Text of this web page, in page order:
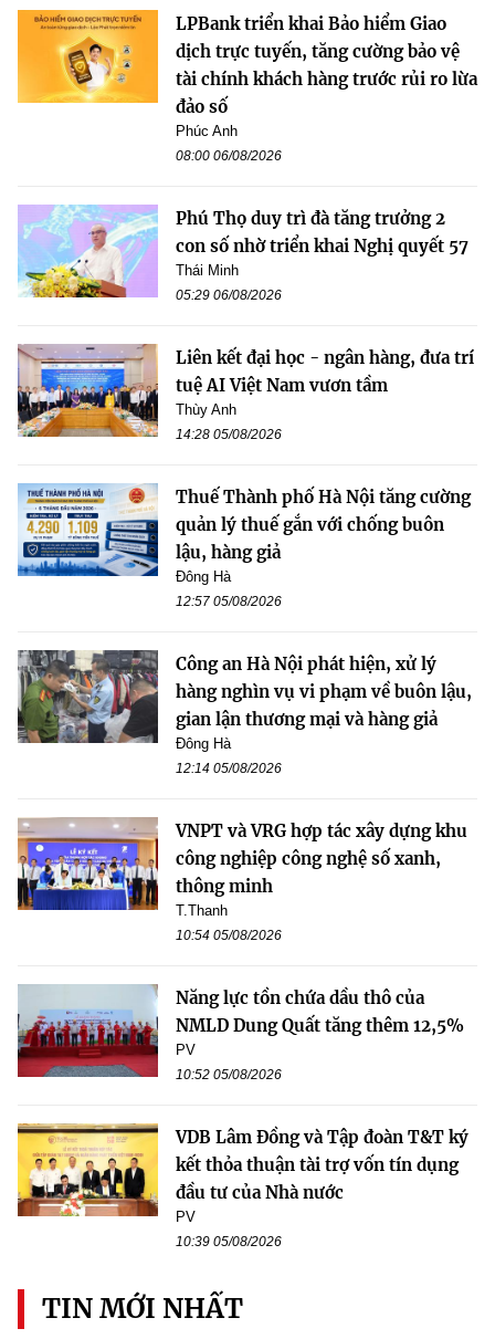
LPBank triển khai Bảo hiểm Giao
dịch trực tuyến, tăng cường bảo vệ
tài chính khách hàng trước rủi ro lừa
đảo số
Phúc Anh
08:00 06/08/2026
Phú Thọ duy trì đà tăng trưởng 2
con số nhờ triển khai Nghị quyết 57
Thái Minh
05:29 06/08/2026
Liên kết đại học - ngân hàng, đưa trí
tuệ AI Việt Nam vươn tầm
Thùy Anh
14:28 05/08/2026
Thuế Thành phố Hà Nội tăng cường
quản lý thuế gắn với chống buôn
lậu, hàng giả
Đông Hà
12:57 05/08/2026
Công an Hà Nội phát hiện, xử lý
hàng nghìn vụ vi phạm về buôn lậu,
gian lận thương mại và hàng giả
Đông Hà
12:14 05/08/2026
VNPT và VRG hợp tác xây dựng khu
công nghiệp công nghệ số xanh,
thông minh
T.Thanh
10:54 05/08/2026
Năng lực tồn chứa dầu thô của
NMLD Dung Quất tăng thêm 12,5%
PV
10:52 05/08/2026
VDB Lâm Đồng và Tập đoàn T&T ký
kết thỏa thuận tài trợ vốn tín dụng
đầu tư của Nhà nước
PV
10:39 05/08/2026
TIN MỚI NHẤT